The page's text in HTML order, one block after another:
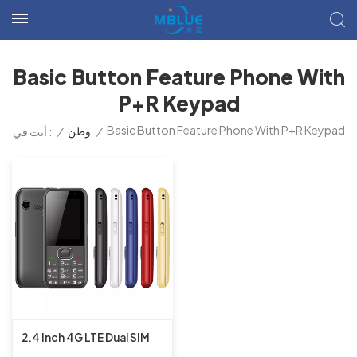
Basic Button Feature Phone With
P+R Keypad
أنت في : / وطن / Basic Button Feature Phone With P+R Keypad
2.4 Inch 4G LTE Dual SIM